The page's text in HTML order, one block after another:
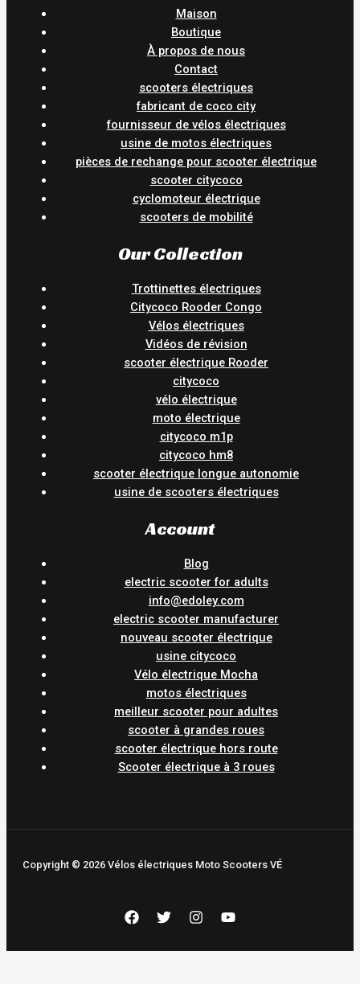
Maison
Boutique
À propos de nous
Contact
scooters électriques
fabricant de coco city
fournisseur de vélos électriques
usine de motos électriques
pièces de rechange pour scooter électrique
scooter citycoco
cyclomoteur électrique
scooters de mobilité
Our Collection
Trottinettes électriques
Citycoco Rooder Congo
Vélos électriques
Vidéos de révision
scooter électrique Rooder
citycoco
vélo électrique
moto électrique
citycoco m1p
citycoco hm8
scooter électrique longue autonomie
usine de scooters électriques
Account
Blog
electric scooter for adults
info@edoley.com
electric scooter manufacturer
nouveau scooter électrique
usine citycoco
Vélo électrique Mocha
motos électriques
meilleur scooter pour adultes
scooter à grandes roues
scooter électrique hors route
Scooter électrique à 3 roues
Copyright © 2026 Vélos électriques Moto Scooters VÉ